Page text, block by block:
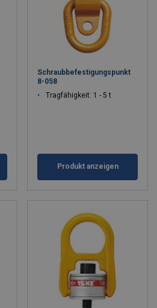
Schraubbefestigungspunkt
8-058
Tragfähigkeit: 1 - 5 t
Produkt anzeigen